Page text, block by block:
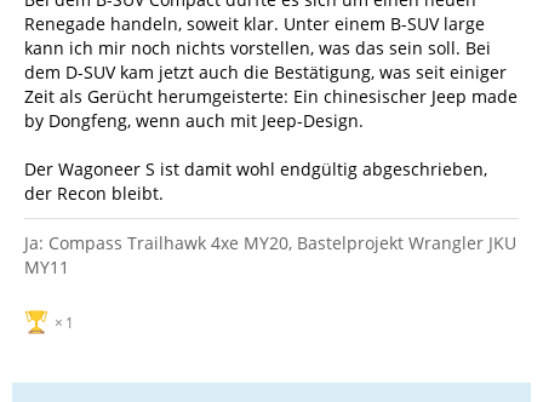
Renegade handeln, soweit klar. Unter einem B-SUV large
kann ich mir noch nichts vorstellen, was das sein soll. Bei
dem D-SUV kam jetzt auch die Bestätigung, was seit einiger
Zeit als Gerücht herumgeisterte: Ein chinesischer Jeep made
by Dongfeng, wenn auch mit Jeep-Design.
Der Wagoneer S ist damit wohl endgültig abgeschrieben,
der Recon bleibt.
Ja: Compass Trailhawk 4xe MY20, Bastelprojekt Wrangler JKU
MY11
1